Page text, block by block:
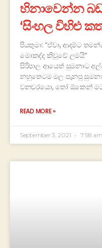
හිනාවෙන්න
‘සිංහල විහිළු
පියතුමා: “ඒවා, ආදම්ට
මොකද්ද කිවුවේ ලමයි”
සිරිපාල ආයෙත් සුමනාට
නහුතෙටම මල පැනපු
වනචරයො, තෝ ඕකෙන්
READ MORE »
September 3, 2021 7:58 am